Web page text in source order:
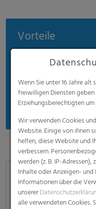
Vorteile
Sehr gute
Hohe Festigkeiten
Maßgeschneidert
Recycelbar
Anwendungen
Gummiindustrie
Wenn Sie unter 16 Jahre
freiwilligen Diensten
Erziehungsberechtigten
Wir verwenden Cookies
Website. Einige von ihnen
helfen, diese Website und
verbessern.
werden (z. B. IP-Adressen),
Inhalte oder Anzeigen-
Informationen über die
unserer
alle verwendeten Cookies.